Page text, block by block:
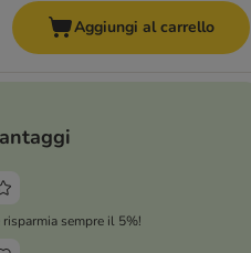
Aggiungi al carrello
sempre il 5%!